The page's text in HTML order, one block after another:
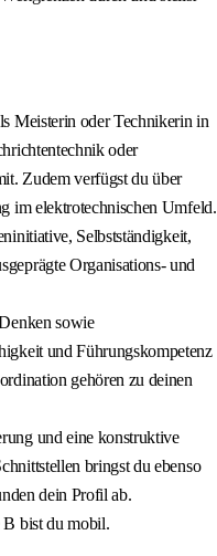
Meisterin oder Technikerin in
oder
Zudem verfügst du über
im elektrotechnischen Umfeld.
Selbstständigkeit,
Organisations- und
sowie
und Führungskompetenz
gehören zu deinen
und eine konstruktive
bringst du ebenso
dein Profil ab.
B bist du mobil.